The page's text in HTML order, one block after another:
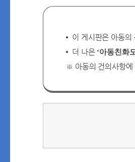
이 게시판은 아동의
더 나은 ‘아동친화
※ 아동의 건의사항에